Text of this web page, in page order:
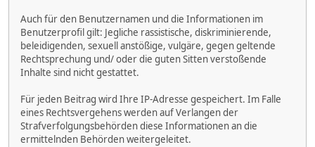
Auch für den Benutzernamen und die Informationen im
Benutzerprofil gilt: Jegliche rassistische, diskriminierende,
beleidigenden, sexuell anstößige, vulgäre, gegen geltende
Rechtsprechung und/ oder die guten Sitten verstoßende
Inhalte sind nicht gestattet.
Für jeden Beitrag wird Ihre IP-Adresse gespeichert. Im Falle
eines Rechtsvergehens werden auf Verlangen der
Strafverfolgungsbehörden diese Informationen an die
ermittelnden Behörden weitergeleitet.